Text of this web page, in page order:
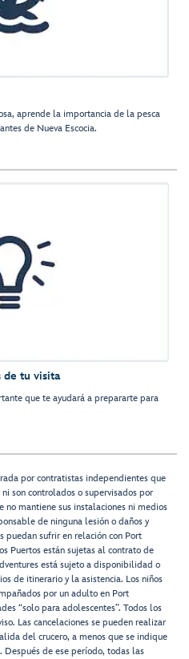
aprende la importancia de la pesca
de Nueva Escocia.
de tu visita
que te ayudará a prepararte para
por contratistas independientes que
son controlados o supervisados por
no mantiene sus instalaciones ni medios
de ninguna lesión o daños y
sufrir en relación con Port
Puertos están sujetas al contrato de
está sujeto a disponibilidad o
de itinerario y la asistencia. Los niños
por un adulto en Port
“solo para adolescentes”. Todos los
Las cancelaciones se pueden realizar
del crucero, a menos que se indique
de ese período, todas las